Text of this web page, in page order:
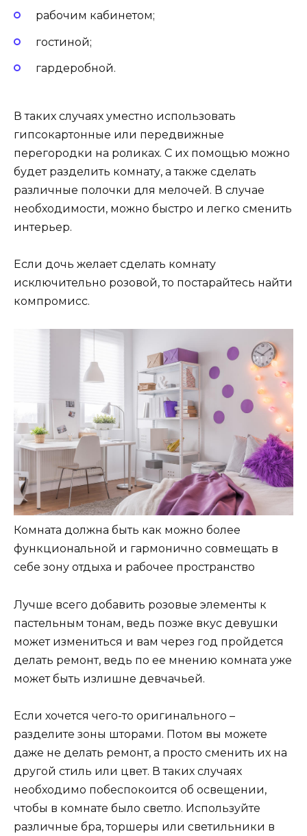
рабочим кабинетом;
гостиной;
гардеробной.
В таких случаях уместно использовать
гипсокартонные или передвижные
перегородки на роликах. С их помощью можно
будет разделить комнату, а также сделать
различные полочки для мелочей. В случае
необходимости, можно быстро и легко сменить
интерьер.
Если дочь желает сделать комнату
исключительно розовой, то постарайтесь найти
компромисс.
Комната должна быть как можно более
функциональной и гармонично совмещать в
себе зону отдыха и рабочее пространство
Лучше всего добавить розовые элементы к
пастельным тонам, ведь позже вкус девушки
может измениться и вам через год пройдется
делать ремонт, ведь по ее мнению комната уже
может быть излишне девчачьей.
Если хочется чего-то оригинального –
разделите зоны шторами. Потом вы можете
даже не делать ремонт, а просто сменить их на
другой стиль или цвет. В таких случаях
необходимо побеспокоится об освещении,
чтобы в комнате было светло. Используйте
различные бра, торшеры или светильники в